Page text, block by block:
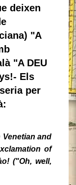
deixen
"A
"A DEU
Els
per
and
of
("Oh, well,